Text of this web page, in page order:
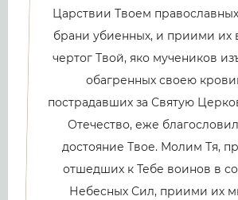
Царствии Твоем
брани убиенных, и приими их
чертог Твой, яко мучеников
обагренных своею
пострадавших за Святую
Отечество, еже
достояние Твое. Молим Тя,
отшедших к Тебе воинов в
Небесных Сил, приими их